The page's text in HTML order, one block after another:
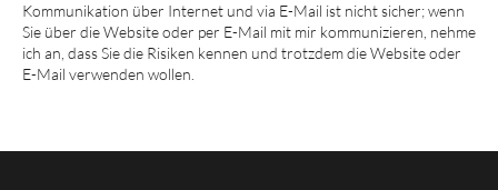
Kommunikation über Internet und via E-Mail ist nicht sicher; wenn
Sie über die Website oder per E-Mail mit mir kommunizieren, nehme
ich an, dass Sie die Risiken kennen und trotzdem die Website oder
E-Mail verwenden wollen.